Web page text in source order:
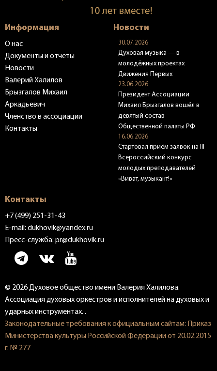
Информация
О нас
Документы и отчеты
Новости
Валерий Халилов
Брызгалов Михаил
Аркадьевич
Членство в ассоциации
Контакты
Новости
30.07.2026
Духовая музыка — в
молодёжных проектах
Движения Первых
23.06.2026
Президент Ассоциации
Михаил Брызгалов вошёл в
девятый состав
Общественной палаты РФ
16.06.2026
Стартовал приём заявок на III
Всероссийский конкурс
молодых преподавателей
«Виват, музыкант!»
Контакты
+7 (499) 251-31-43
E-mail: dukhovik@yandex.ru
Пресс-служба: pr@dukhovik.ru
© 2026 Духовое общество имени Валерия Халилова.
Ассоциация духовых оркестров и исполнителей на духовых и
ударных инструментах. .
Законодательные требования к официальным сайтам: Приказ
Министерства культуры Российской Федерации от 20.02.2015
г. № 277